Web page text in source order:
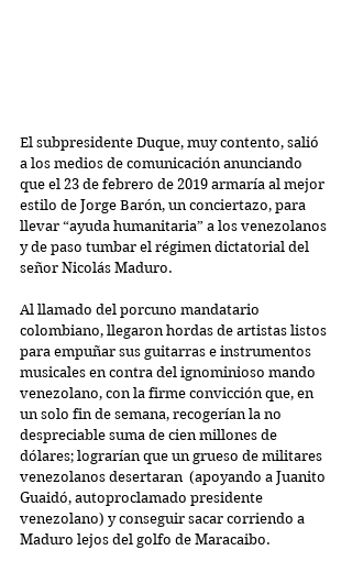
El subpresidente Duque, muy contento, salió
a los medios de comunicación anunciando
que el 23 de febrero de 2019 armaría al mejor
estilo de Jorge Barón, ​un conciertazo, para
llevar “ayuda humanitaria” a los venezolanos
y de paso tumbar el régimen dictatorial del
señor Nicolás Maduro.
Al llamado del porcuno mandatario
colombiano, llegaron hordas de artistas listos
para empuñar sus guitarras e instrumentos
musicales en contra del ignominioso mando
venezolano, con la firme convicción que, en
un solo fin de semana, recogerían la no
despreciable suma de cien millones de
dólares; lograrían que un grueso de militares
venezolanos desertaran  (apoyando a Juanito
Guaidó, autoproclamado presidente
venezolano) y conseguir sacar corriendo a
Maduro lejos del golfo de Maracaibo.